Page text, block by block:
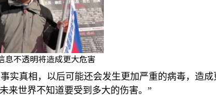
息不透明将造成更大危害
实真相，以后可能还会发生更加严重的病毒，造
来世界不知道要受到多大的伤害。”